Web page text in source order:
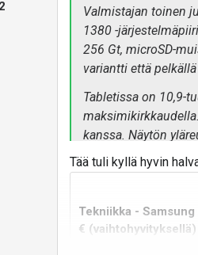
Valmistajan toinen
1380 -
256 Gt, microSD-
variantti että
Tabletissa on 10,9-
kanssa. Näytön
pääkamera.
tarjolla myös
Tää tuli kyllä hyvin
Tekniikka -
€ (vaihtohyvityksellä)